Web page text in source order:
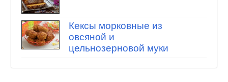
Кексы морковные из
овсяной и
цельнозерновой муки